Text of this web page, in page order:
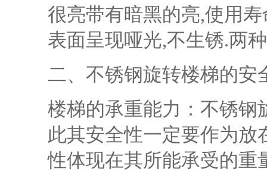
很亮带有暗黑的亮,使用
表面呈现哑光,不生锈.两
二、不锈钢旋转楼梯的安
楼梯的承重能力：不锈钢
此其安全性一定要作为
性体现在其所能承受的重